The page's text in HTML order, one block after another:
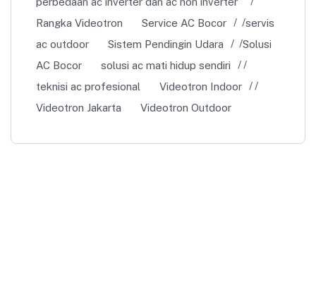
Rangka Videotron
Service AC Bocor
servis
ac outdoor
Sistem Pendingin Udara
Solusi
AC Bocor
solusi ac mati hidup sendiri
teknisi ac profesional
Videotron Indoor
Videotron Jakarta
Videotron Outdoor